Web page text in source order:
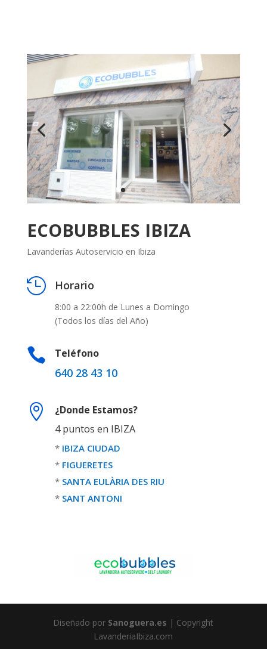
ECOBUBBLES IBIZA
Lavanderías Autoservicio en Ibiza
 Horario
8:00 a 22:00h de Lunes a Domingo
(Todos los días del Año)
 Teléfono
640 28 43 10

¿Donde Estamos?
4 puntos en IBIZA
* IBIZA CIUDAD
* FIGUERETES
* SANTA EULÀRIA DES RIU
* SANT ANTONI
Diseñado por Sanoguera.es | Copyright
LavanderiaIbiza.com